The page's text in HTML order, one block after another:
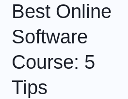
Best Online
Software
Course: 5
Tips